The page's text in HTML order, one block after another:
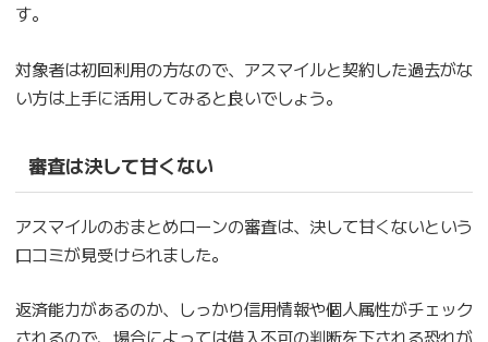
す。
対象者は初回利用の方なので、アスマイルと契約した過去がな
い方は上手に活用してみると良いでしょう。
審査は決して甘くない
アスマイルのおまとめローンの審査は、決して甘くないという
口コミが見受けられました。
返済能力があるのか、しっかり信用情報や個人属性がチェック
されるので、場合によっては借入不可の判断を下される恐れが